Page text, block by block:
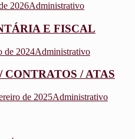
2026Administrativo
E FISCAL
de 2024Administrativo
/ ATAS
de 2025Administrativo